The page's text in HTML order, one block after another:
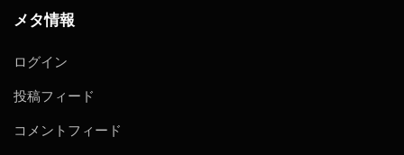
メタ情報
ログイン
投稿フィード
コメントフィード